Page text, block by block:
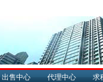
出售中心 代理中心 求